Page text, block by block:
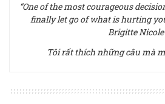
“One of the most courageous
finally let go of what is hurting
Brigitte Nicole
Tôi rất thích những câu mà